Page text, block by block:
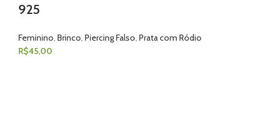
925
Feminino Brinco Piercing Falso Prata com Ródio
R$45,00